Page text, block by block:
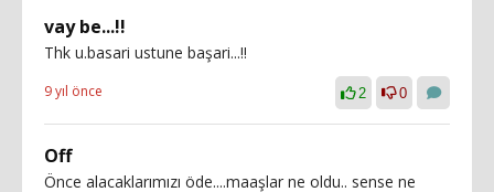
vay be...!!
Thk u.basari ustune başari...!!
9 yıl önce 2 0
Off
Önce alacaklarımızı öde....maaşlar ne oldu.. sense ne